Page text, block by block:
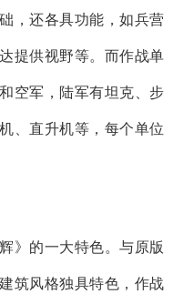
，还各具功能，如兵营
提供视野等。而作战单
空军，陆军有坦克、步
、直升机等，每个单位
》的一大特色。与原版
筑风格独具特色，作战